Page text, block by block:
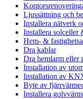
Ljussättning och
Installera nätverk
Installera solceller
Hem- &
Dra kablar
Dra hemlarm eller
Installation av
Installation av
Byte av
Installera